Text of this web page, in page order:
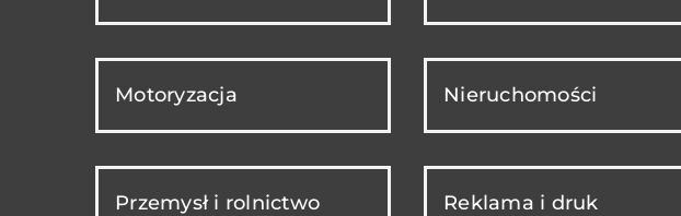
Motoryzacja Nieruchomości
Przemysł i rolnictwo Reklama i druk